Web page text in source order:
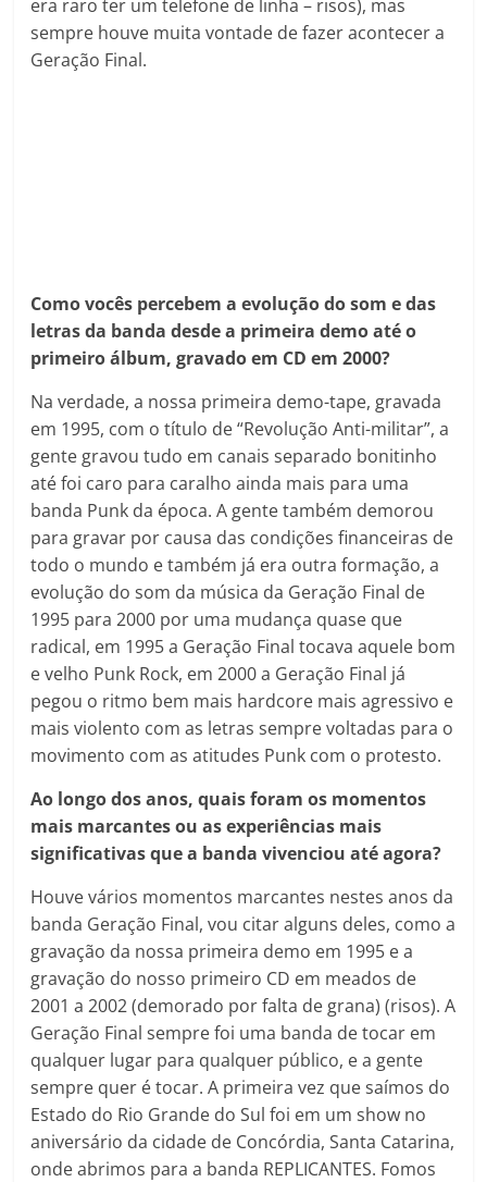
era raro ter um telefone de linha – risos), mas
sempre houve muita vontade de fazer acontecer a
Geração Final.
Como vocês percebem a evolução do som e das
letras da banda desde a primeira demo até o
primeiro álbum, gravado em CD em 2000?
Na verdade, a nossa primeira demo-tape, gravada
em 1995, com o título de “Revolução Anti-militar”, a
gente gravou tudo em canais separado bonitinho
até foi caro para caralho ainda mais para uma
banda Punk da época. A gente também demorou
para gravar por causa das condições financeiras de
todo o mundo e também já era outra formação, a
evolução do som da música da Geração Final de
1995 para 2000 por uma mudança quase que
radical, em 1995 a Geração Final tocava aquele bom
e velho Punk Rock, em 2000 a Geração Final já
pegou o ritmo bem mais hardcore mais agressivo e
mais violento com as letras sempre voltadas para o
movimento com as atitudes Punk com o protesto.
Ao longo dos anos, quais foram os momentos
mais marcantes ou as experiências mais
significativas que a banda vivenciou até agora?
Houve vários momentos marcantes nestes anos da
banda Geração Final, vou citar alguns deles, como a
gravação da nossa primeira demo em 1995 e a
gravação do nosso primeiro CD em meados de
2001 a 2002 (demorado por falta de grana) (risos). A
Geração Final sempre foi uma banda de tocar em
qualquer lugar para qualquer público, e a gente
sempre quer é tocar. A primeira vez que saímos do
Estado do Rio Grande do Sul foi em um show no
aniversário da cidade de Concórdia, Santa Catarina,
onde abrimos para a banda REPLICANTES. Fomos